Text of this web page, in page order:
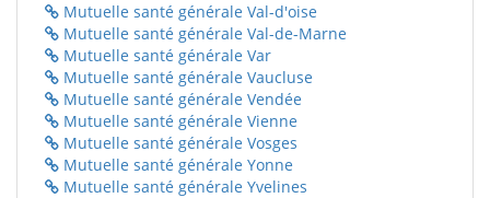
Mutuelle santé générale Val-d'oise
Mutuelle santé générale Val-de-Marne
Mutuelle santé générale Var
Mutuelle santé générale Vaucluse
Mutuelle santé générale Vendée
Mutuelle santé générale Vienne
Mutuelle santé générale Vosges
Mutuelle santé générale Yonne
Mutuelle santé générale Yvelines